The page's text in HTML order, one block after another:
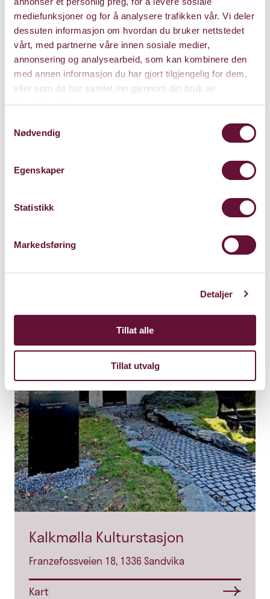
mediefunksjoner og for å analysere trafikken vår. Vi deler
dessuten informasjon om hvordan du bruker nettstedet
vårt, med partnerne våre innen sosiale medier,
annonsering og analysearbeid, som kan kombinere den
med annen informasjon du har gjort tilgjengelig for dem,
eller som de har samlet inn gjennom din bruk av
tjenestene deres.
Nødvendig
Egenskaper
Statistikk
Markedsføring
Detaljer
Tillat alle
Tillat utvalg
Varighet: 1 time u/pause
Lørdag 12. september 2026
Kl. 15:00
Kalkmølla Kulturstasjon
Franzefossveien 18, 1336 Sandvika
Kart